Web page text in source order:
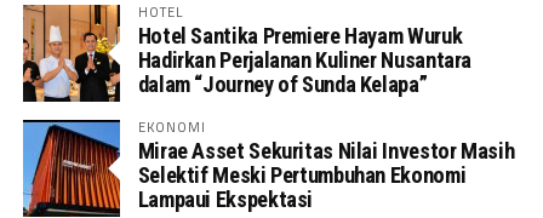
HOTEL
Hotel Santika Premiere Hayam Wuruk
Hadirkan Perjalanan Kuliner Nusantara
dalam “Journey of Sunda Kelapa”
EKONOMI
Mirae Asset Sekuritas Nilai Investor Masih
Selektif Meski Pertumbuhan Ekonomi
Lampaui Ekspektasi